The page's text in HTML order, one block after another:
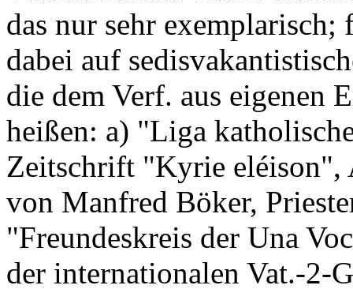
das nur sehr
dabei auf
die dem Verf. aus eigenen
heißen: a) "Liga
Zeitschrift "Kyrie eléison",
von Manfred Böker,
"Freundeskreis der Una
der internationalen Vat.-2-